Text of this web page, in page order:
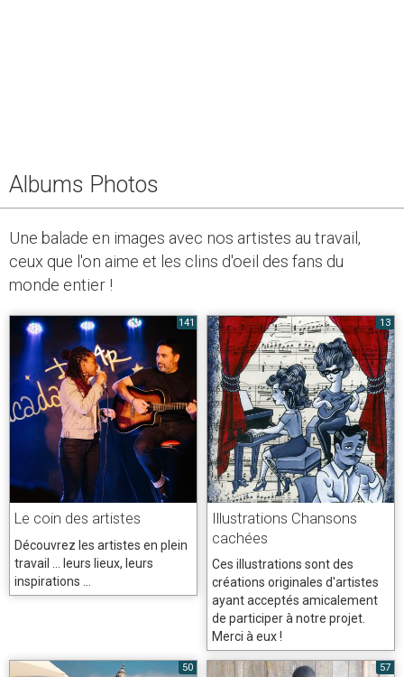
Albums Photos
Une balade en images avec nos artistes au travail,
ceux que l'on aime et les clins d'oeil des fans du
monde entier !
141
Le coin des artistes
Découvrez les artistes en plein
travail ... leurs lieux, leurs
inspirations ...
13
Illustrations Chansons
cachées
Ces illustrations sont des
créations originales d'artistes
ayant acceptés amicalement
de participer à notre projet.
Merci à eux !
50 57